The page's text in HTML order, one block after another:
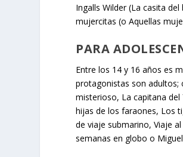
Ingalls Wilder (La casita
mujercitas (o Aquellas
PARA
Entre los 14 y 16 años es
protagonistas son adultos;
misterioso, La capitana
hijas de los faraones, Los
de viaje submarino, Viaje
semanas en globo o